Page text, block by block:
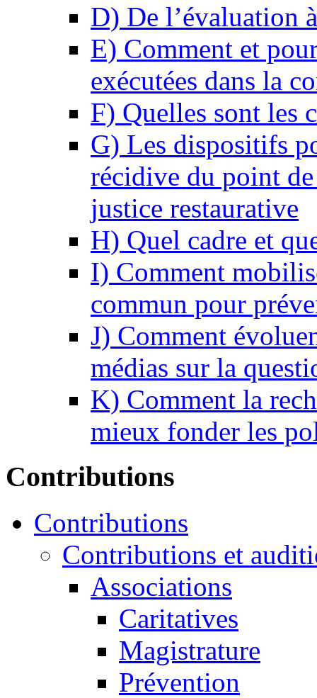
D) De l’évaluation
E) Comment et
exécutées dans la
F) Quelles sont les
G) Les dispositifs
récidive du point
justice restaurative
H) Quel cadre et
I) Comment
commun pour
J) Comment
médias sur la
K) Comment la
mieux fonder les
Contributions
Contributions
Contributions et
Associations
Caritatives
Magistrature
Prévention